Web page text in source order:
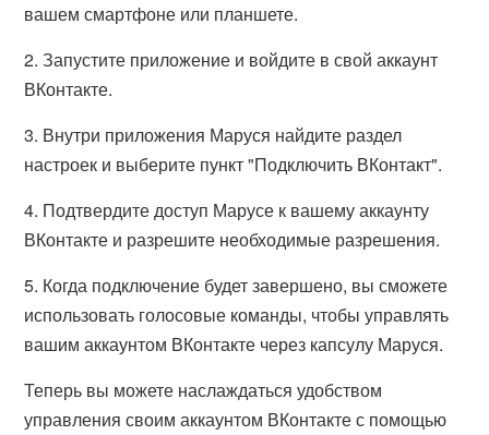
вашем смартфоне или планшете.
2. Запустите приложение и войдите в свой аккаунт
ВКонтакте.
3. Внутри приложения Маруся найдите раздел
настроек и выберите пункт "Подключить ВКонтакт".
4. Подтвердите доступ Марусе к вашему аккаунту
ВКонтакте и разрешите необходимые разрешения.
5. Когда подключение будет завершено, вы сможете
использовать голосовые команды, чтобы управлять
вашим аккаунтом ВКонтакте через капсулу Маруся.
Теперь вы можете наслаждаться удобством
управления своим аккаунтом ВКонтакте с помощью